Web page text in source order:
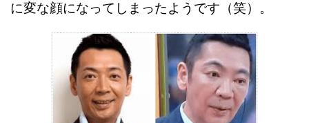
に変な顔になってしまったようです（笑）。